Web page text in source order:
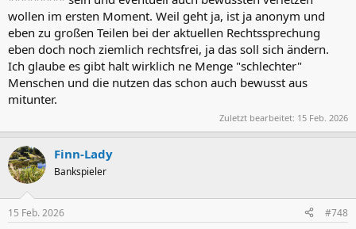
wollen im ersten Moment. Weil geht ja, ist ja anonym und
eben zu großen Teilen bei der aktuellen Rechtssprechung
eben doch noch ziemlich rechtsfrei, ja das soll sich ändern.
Ich glaube es gibt halt wirklich ne Menge "schlechter"
Menschen und die nutzen das schon auch bewusst aus
mitunter.
Zuletzt bearbeitet: 15 Feb. 2026
Finn-Lady
Bankspieler
15 Feb. 2026 #748